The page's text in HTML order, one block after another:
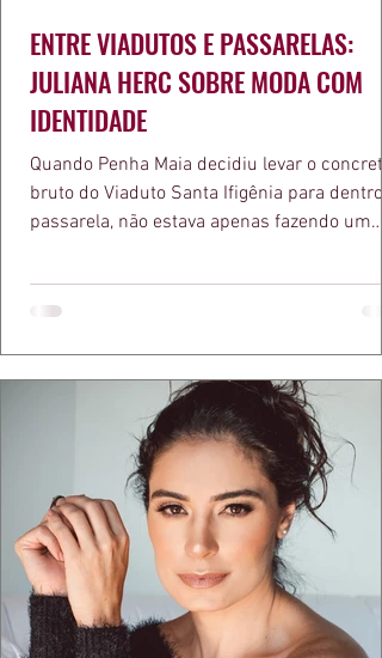
ENTRE VIADUTOS E PASSARELAS:
JULIANA HERC SOBRE MODA COM
IDENTIDADE
Quando Penha Maia decidiu levar o concreto
bruto do Viaduto Santa Ifigênia para dentro
passarela, não estava apenas fazendo um
a apresentadora e influenciadora Juliana
defende há tempos, o de que moda
estruturas geométricas, volumes
aquele concreto aparente típico da
arquitetura paulistana em peças de vestir,